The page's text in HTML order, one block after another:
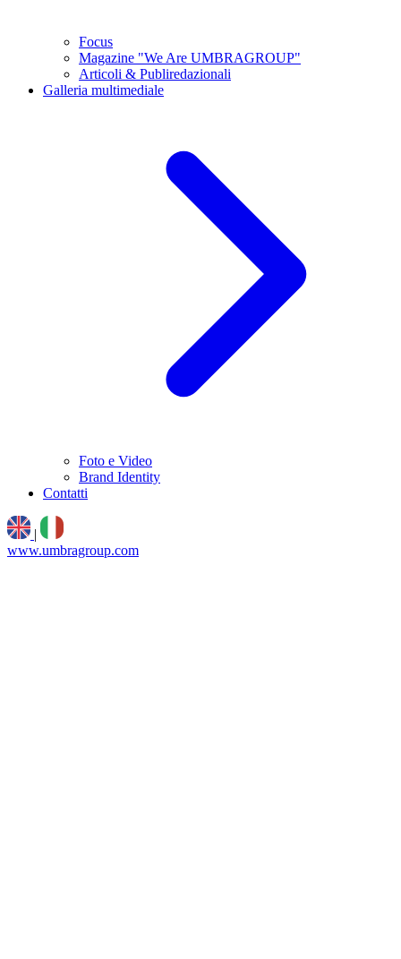
Focus
Magazine "We Are UMBRAGROUP"
Articoli & Publiredazionali
Galleria multimediale
Foto e Video
Brand Identity
Contatti
|
www.umbragroup.com